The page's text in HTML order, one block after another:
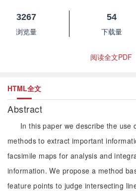
3267
浏览量
54
下载量
阅读全文PDF
HTML全文
Abstract
In this paper we describe the use
methods to extract important
facsimile maps for analysis and
information. We propose a method
feature points to judge intersecting